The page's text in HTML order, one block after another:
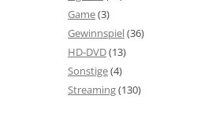
Game(3)
Gewinnspiel(36)
HD-DVD(13)
Sonstige(4)
Streaming(130)